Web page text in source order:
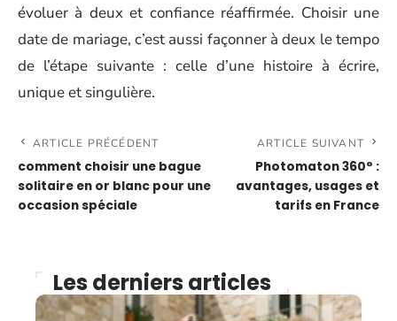
évoluer à deux et confiance réaffirmée. Choisir une
date de mariage, c’est aussi façonner à deux le tempo
de l’étape suivante : celle d’une histoire à écrire,
unique et singulière.
ARTICLE PRÉCÉDENT
comment choisir une bague
solitaire en or blanc pour une
occasion spéciale
ARTICLE SUIVANT
Photomaton 360° :
avantages, usages et
tarifs en France
Les derniers articles